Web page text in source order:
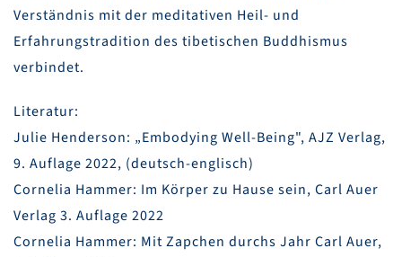
Verständnis mit der meditativen Heil- und
Erfahrungstradition des tibetischen Buddhismus
verbindet.
Literatur:
Julie Henderson: „Embodying Well-Being", AJZ Verlag,
9. Auflage 2022, (deutsch-englisch)
Cornelia Hammer: Im Körper zu Hause sein, Carl Auer
Verlag 3. Auflage 2022
Cornelia Hammer: Mit Zapchen durchs Jahr Carl Auer,